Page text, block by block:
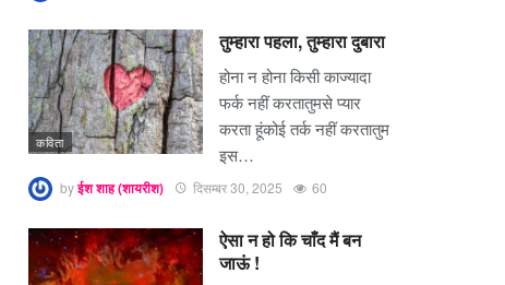
कविता
तुम्हारा पहला, तुम्हारा दुबारा
होना न होना किसी काज्यादा
फर्क नहीं करतातुमसे प्यार
करता हूंकोई तर्क नहीं करतातुम
इस…
byईश शाह (शायरीश) दिसम्बर 30, 2025 60
ऐसा न हो कि चाँद मैं बन
जाऊं !